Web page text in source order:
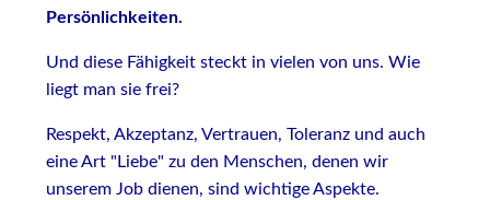
Persönlichkeiten.
Und diese Fähigkeit steckt in vielen von uns. Wie
liegt man sie frei?
Respekt, Akzeptanz, Vertrauen, Toleranz und auch
eine Art "Liebe" zu den Menschen, denen wir
unserem Job dienen, sind wichtige Aspekte.